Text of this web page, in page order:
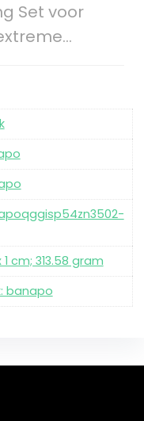
Set voor
1 cm; 313.58 gram
banapo